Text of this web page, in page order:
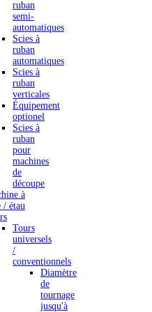
ruban
semi-
automatiques
Scies à
ruban
automatiques
Scies à
ruban
verticales
Équipement
optionel
Scies à
ruban
pour
machines
de
découpe
à
/ étau
Tours
universels
/
conventionnels
Diamètre
de
tournage
jusqu'à